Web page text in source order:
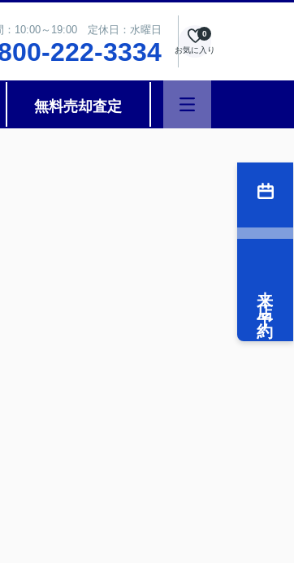
：10:00～19:00 定休日：水曜日
222-3334 お気に入り
0
無料売却査定
来店予約